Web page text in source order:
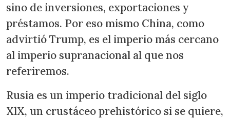
sino de inversiones, exportaciones y
préstamos. Por eso mismo China, como
advirtió Trump, es el imperio más cercano
al imperio supranacional al que nos
referiremos.
Rusia es un imperio tradicional del siglo
XlX, un crustáceo prehistórico si se quiere,